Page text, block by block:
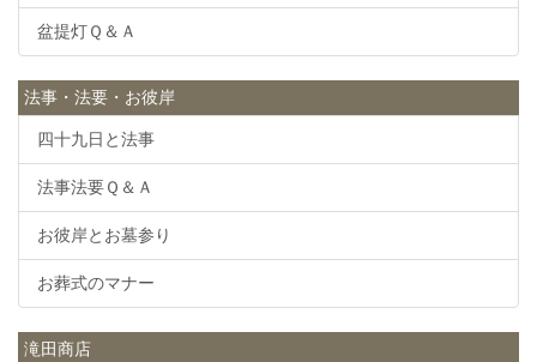
盆提灯Ｑ＆Ａ
法事・法要・お彼岸
四十九日と法事
法事法要Ｑ＆Ａ
お彼岸とお墓参り
お葬式のマナー
滝田商店